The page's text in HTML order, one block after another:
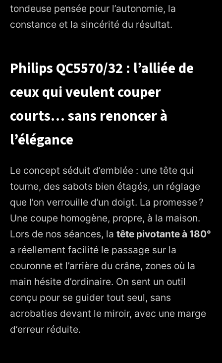
9. Comparatif terrain : Philips QC5570/32 face à la
12. Conseils d’artisan pour un résultat professionnel à la
13. Expérience longue durée : constance à la 10e coupe
14. Spécifications clés passées au peigne fin
15. Verdict du barbier : une tondeuse complice, pensée
pour les gestes sûrs
tondeuse pensée pour l’autonomie, la
constance et la sincérité du résultat.
Philips QC5570/32 : l’alliée de
ceux qui veulent couper
courts… sans renoncer à
l’élégance
Le concept séduit d’emblée : une tête qui
tourne, des sabots bien étagés, un réglage
que l’on verrouille d’un doigt. La promesse ?
Une coupe homogène, propre, à la maison.
Lors de nos séances, la tête pivotante à 180°
a réellement facilité le passage sur la
couronne et l’arrière du crâne, zones où la
main hésite d’ordinaire. On sent un outil
conçu pour se guider tout seul, sans
acrobaties devant le miroir, avec une marge
d’erreur réduite.